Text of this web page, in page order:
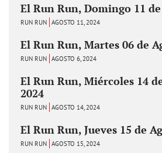
El Run Run, Domingo 11
RUN RUN AGOSTO 11, 2024
El Run Run, Martes 06 de
RUN RUN AGOSTO 6, 2024
El Run Run, Miércoles 14
2024
RUN RUN AGOSTO 14, 2024
El Run Run, Jueves 15 de
RUN RUN AGOSTO 15, 2024